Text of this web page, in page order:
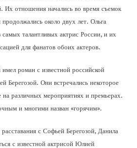
Их отношения начались во время съемок
около двух лет. Ольга
самых талантливых актрис России, и их
для фанатов обоих актеров.
роман с известной российской
Берегозой. Они встречались некоторое
на различных мероприятиях и премьерах.
и многими назван «горячим».
с Софьей Берегозой, Данила
с известной актрисой Юлией